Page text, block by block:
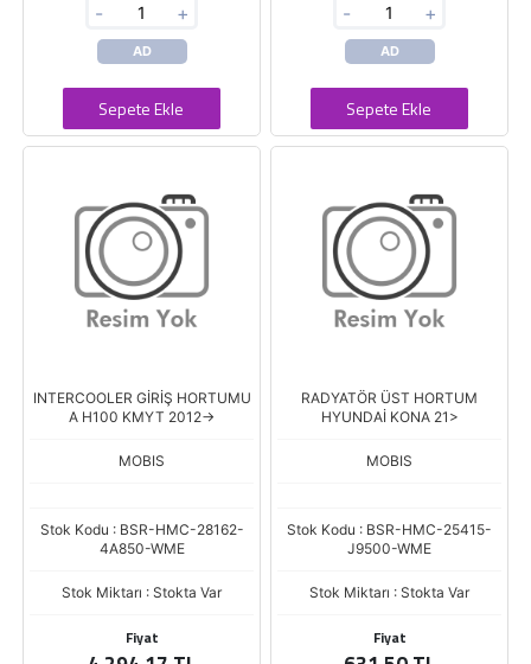
- +
AD
Sepete Ekle
- +
AD
Sepete Ekle
INTERCOOLER GİRİŞ HORTUMU
A H100 KMYT 2012->
MOBIS
Stok Kodu : BSR-HMC-28162-
4A850-WME
Stok Miktarı : Stokta Var
Fiyat
RADYATÖR ÜST HORTUM
HYUNDAİ KONA 21>
MOBIS
Stok Kodu : BSR-HMC-25415-
J9500-WME
Stok Miktarı : Stokta Var
Fiyat